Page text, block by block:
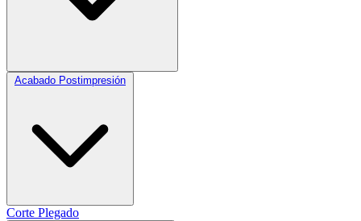
Acabado Postimpresión
Corte Plegado